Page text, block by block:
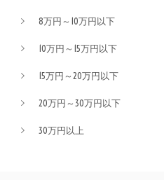
8万円～10万円以下
10万円～15万円以下
15万円～20万円以下
20万円～30万円以下
30万円以上